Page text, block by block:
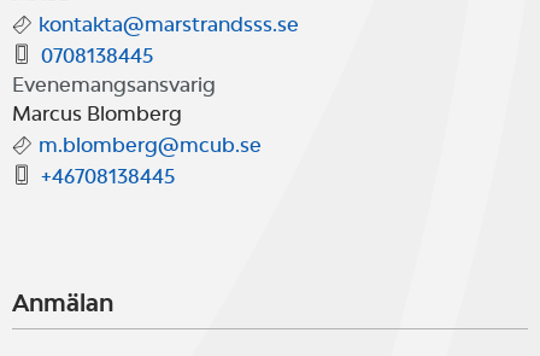
kontakta@marstrandsss.se
0708138445
Evenemangsansvarig
Marcus Blomberg
m.blomberg@mcub.se
+46708138445
Anmälan